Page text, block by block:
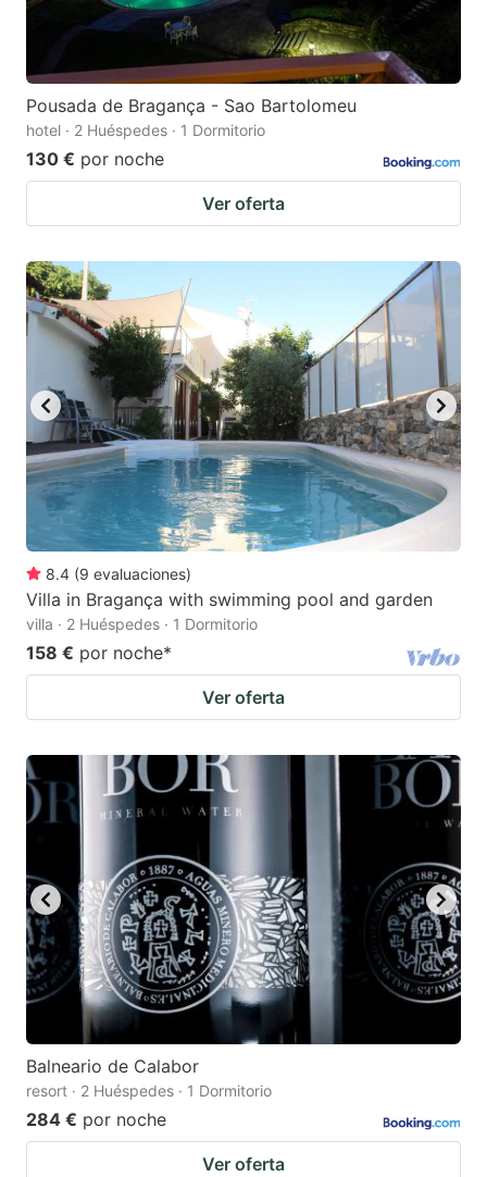
Pousada de Bragança - Sao Bartolomeu
hotel · 2 Huéspedes · 1 Dormitorio
130 € por noche
Ver oferta
8.4 (9 evaluaciones)
Villa in Bragança with swimming pool and garden
villa · 2 Huéspedes · 1 Dormitorio
158 € por noche*
Ver oferta
Balneario de Calabor
resort · 2 Huéspedes · 1 Dormitorio
284 € por noche
Ver oferta